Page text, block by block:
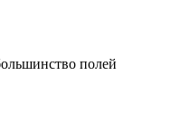
полей